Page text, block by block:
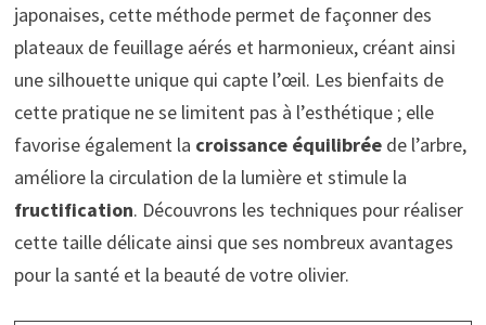
japonaises, cette méthode permet de façonner des
plateaux de feuillage aérés et harmonieux, créant ainsi
une silhouette unique qui capte l’œil. Les bienfaits de
cette pratique ne se limitent pas à l’esthétique ; elle
favorise également la croissance équilibréede l’arbre,
améliore la circulation de la lumière et stimule la
fructification. Découvrons les techniques pour réaliser
cette taille délicate ainsi que ses nombreux avantages
pour la santé et la beauté de votre olivier.